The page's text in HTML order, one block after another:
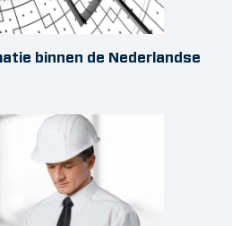
binnen de Nederlandse